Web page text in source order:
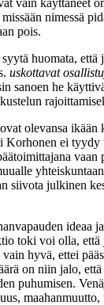
nimessä
pois.
huomata, että
uskottavat
sanoen he
olevansa
ei tyydy
vaan
siivota julkinen
ideaa
toki voi olla, että
vain hyvä, ettei
on niin jalo,
puhumisen.